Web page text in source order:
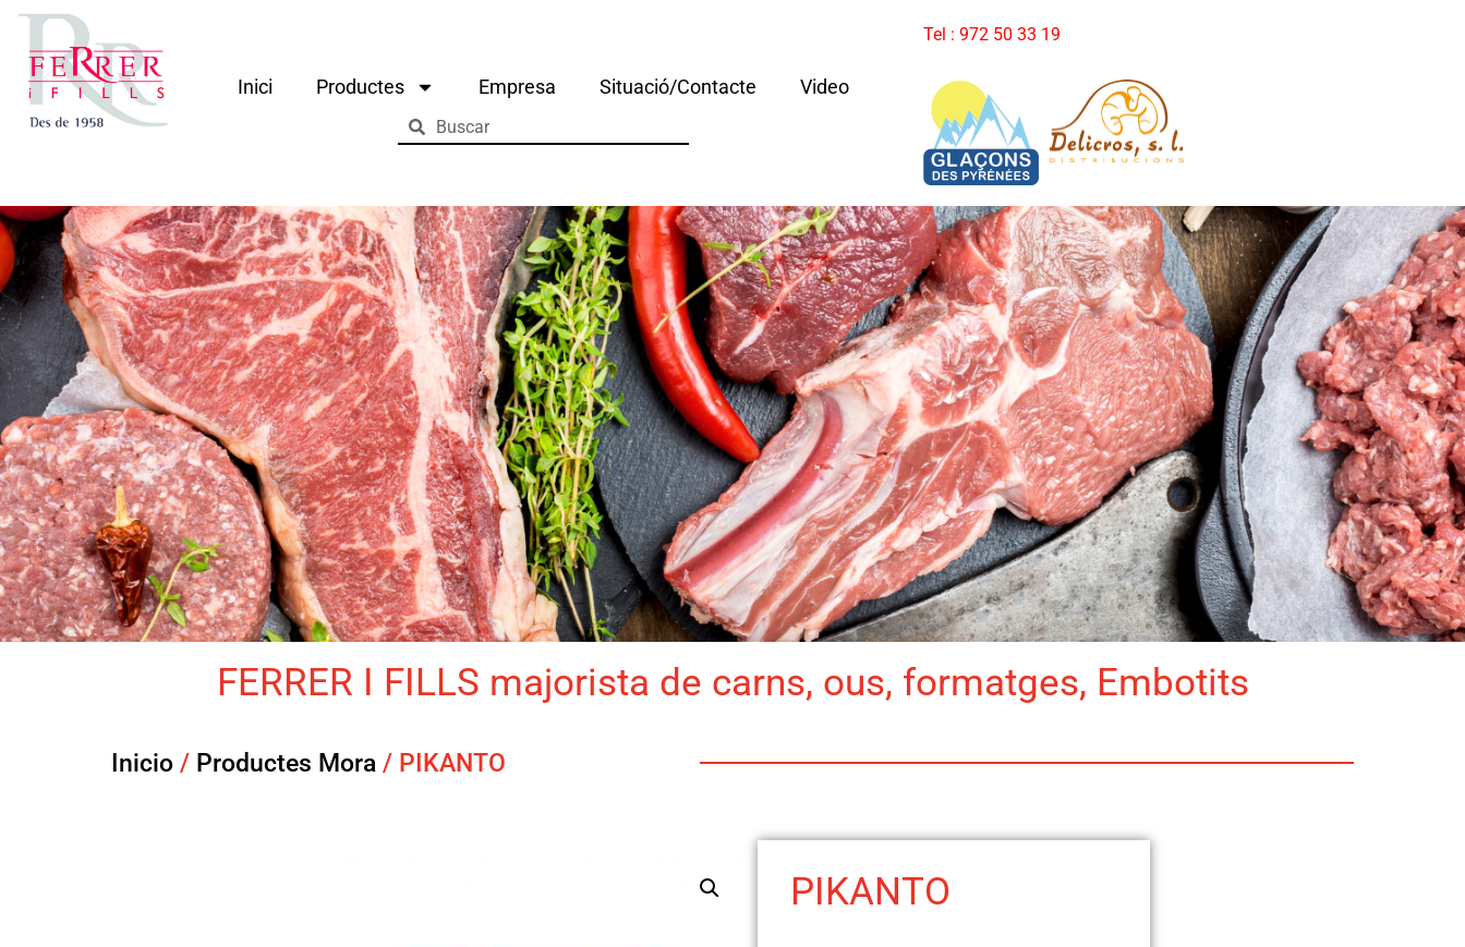
Inici Productes Empresa Situació/Contacte Video
Tel : 972 50 33 19
FERRER I FILLS majorista de carns, ous, formatges, Embotits
Inicio / Productes Mora / PIKANTO
PIKANTO